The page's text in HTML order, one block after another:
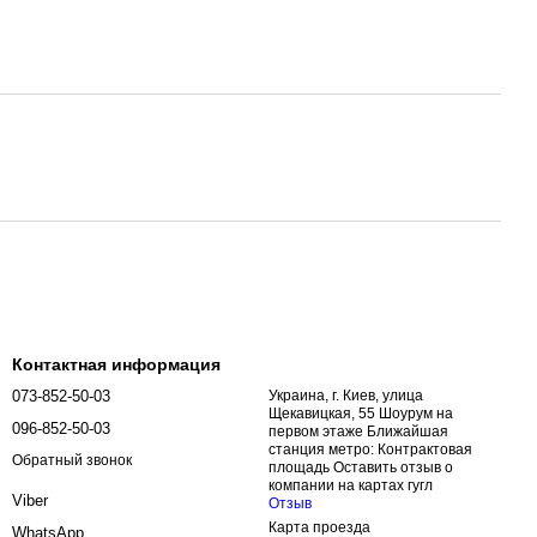
Контактная информация
073-852-50-03
096-852-50-03
Обратный звонок
Viber
WhatsApp
Украина, г. Киев, улица
Щекавицкая, 55 Шоурум на
первом этаже Ближайшая
станция метро: Контрактовая
площадь Оставить отзыв о
компании на картах гугл
Отзыв
Карта проезда